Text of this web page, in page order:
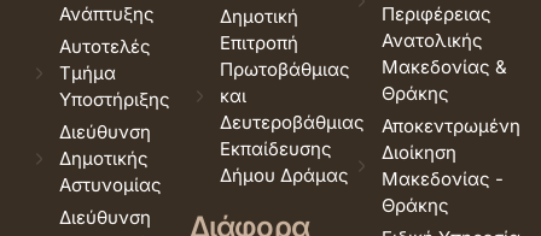
Ανάπτυξης
Αυτοτελές
Τμήμα
Υποστήριξης
Διεύθυνση
Δημοτικής
Αστυνομίας
Διεύθυνση
Δημοτική
Επιτροπή
Πρωτοβάθμιας
και
Δευτεροβάθμιας
Εκπαίδευσης
Δήμου Δράμας
Διάφορα
Περιφέρειας
Ανατολικής
Μακεδονίας &
Θράκης
Αποκεντρωμένη
Διοίκηση
Μακεδονίας -
Θράκης